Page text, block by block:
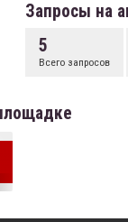
Запросы на
5
Всего запросов